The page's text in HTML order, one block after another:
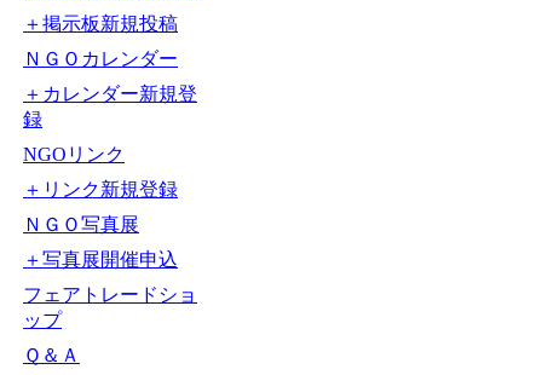
＋掲示板新規投稿
ＮＧＯカレンダー
＋カレンダー新規登
録
NGOリンク
＋リンク新規登録
ＮＧＯ写真展
＋写真展開催申込
フェアトレードショ
ップ
Ｑ＆Ａ